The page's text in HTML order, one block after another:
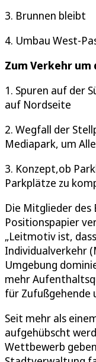
3. Brunnen bleibt
4. Umbau West-
Zum Verkehr um
1. Spuren auf der
auf Nordseite
2. Wegfall der
Mediapark, um
3. Konzept,ob
Parkplätze zu
Die Mitglieder des
Positionspapier
„Leitmotiv ist,
Individualverkehr
Umgebung
mehr
für Zufußgehende
Seit mehr als
aufgehübscht
Wettbewerb